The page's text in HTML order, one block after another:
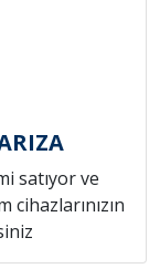
satıyor ve